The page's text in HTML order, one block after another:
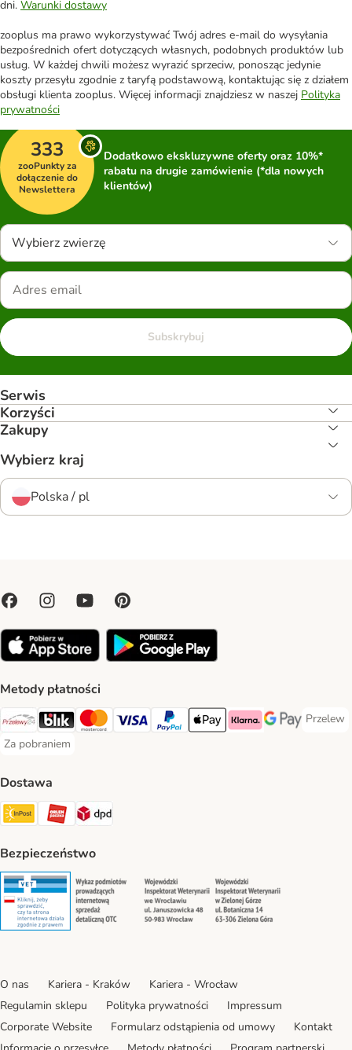
dni. Warunki dostawy
zooplus ma prawo wykorzystywać Twój adres e-mail do wysyłania
bezpośrednich ofert dotyczących własnych, podobnych produktów lub
usług. W każdej chwili możesz wyrazić sprzeciw, ponosząc jedynie
koszty przesyłu zgodnie z taryfą podstawową, kontaktując się z działem
obsługi klienta zooplus. Więcej informacji znajdziesz w naszej Polityka
prywatności
333
zooPunkty za
dołączenie do
Newslettera
Dodatkowo ekskluzywne oferty oraz 10%*
rabatu na drugie zamówienie (*dla nowych
klientów)
Wybierz zwierzę
Subskrybuj
Serwis
Korzyści
Zakupy
Wybierz kraj
Polska / pl
Metody płatności
Przelewy24 Payment Method
Blik Payment Method
MasterCard Payment Method
Visa Payment Method
PayPal Payment Method
Apple Pay Payment Method
Klarna Payment Method
Google Pay
Przelew
Przelew
Za pobraniem
Za pobraniem Payment Method
Dostawa
Paczkomat® Shipping Method
ORLEN Paczka Shipping Method
DPD Shipping Method
Bezpieczeństwo
Security Security Security
O nas Kariera - Kraków
Kariera - Wrocław
Regulamin sklepu
Polityka prywatności
Impressum
Corporate Website
Formularz odstąpienia od umowy
Kontakt